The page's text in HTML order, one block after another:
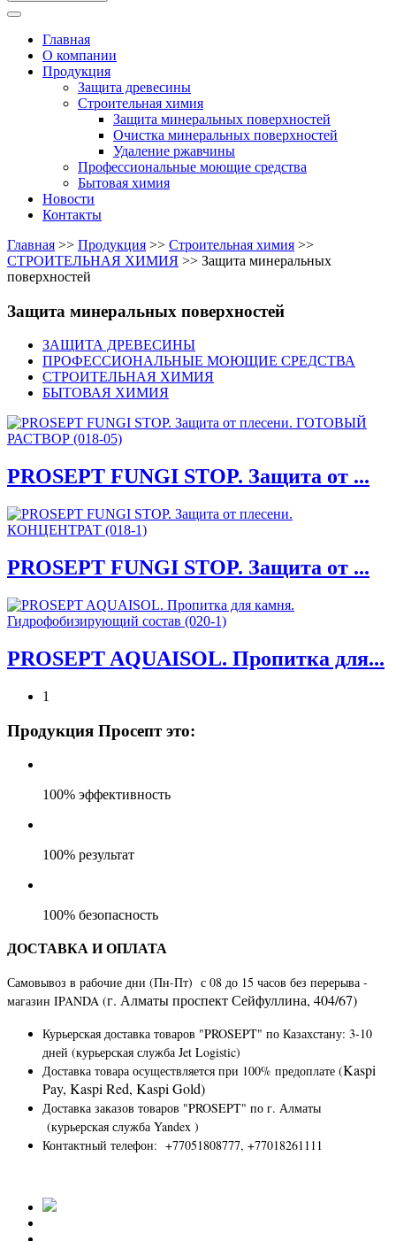
Главная
О компании
Продукция
Защита древесины
Строительная химия
Защита минеральных поверхностей
Очистка минеральных поверхностей
Удаление ржавчины
Профессиональные моющие средства
Бытовая химия
Новости
Контакты
Главная >> Продукция >> Строительная химия >>
СТРОИТЕЛЬНАЯ ХИМИЯ >> Защита минеральных
поверхностей
Защита минеральных поверхностей
ЗАЩИТА ДРЕВЕСИНЫ
ПРОФЕССИОНАЛЬНЫЕ МОЮЩИЕ СРЕДСТВА
СТРОИТЕЛЬНАЯ ХИМИЯ
БЫТОВАЯ ХИМИЯ
PROSEPT FUNGI STOP. Защита от ...
PROSEPT FUNGI STOP. Защита от ...
PROSEPT AQUAISOL. Пропитка для...
1
Продукция Просепт это:
100% эффективность
100% результат
100% безопасность
ДОСТАВКА И ОПЛАТА
Самовывоз в рабочие дни (Пн-Пт) с 08 до 15 часов без перерыва -
магазин IPANDA (г. Алматы​ ​проспект Сейфуллина, 404/67)
Курьерская доставка товаров "PROSEPT" по Казахстану: 3-10
дней (курьерская служба Jet Logistic)
Доставка товара осуществляется при 100% предоплате (Kaspi
Pay, Kaspi Red, Kaspi Gold)
Доставка заказов товаров "PROSEPT" по г. Алматы
(курьерская служба Yandex )
Контактный телефон: +77051808777, +77018261111